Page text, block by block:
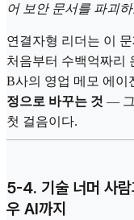
어 보안 문서를 파괴
연결자형 리더는 이
처음부터 수백억짜리
B사의 영업 메모 에이
정으로 바꾸는 것 — 그
첫 걸음이다.
5-4. 기술 너머 사
우 AI까지